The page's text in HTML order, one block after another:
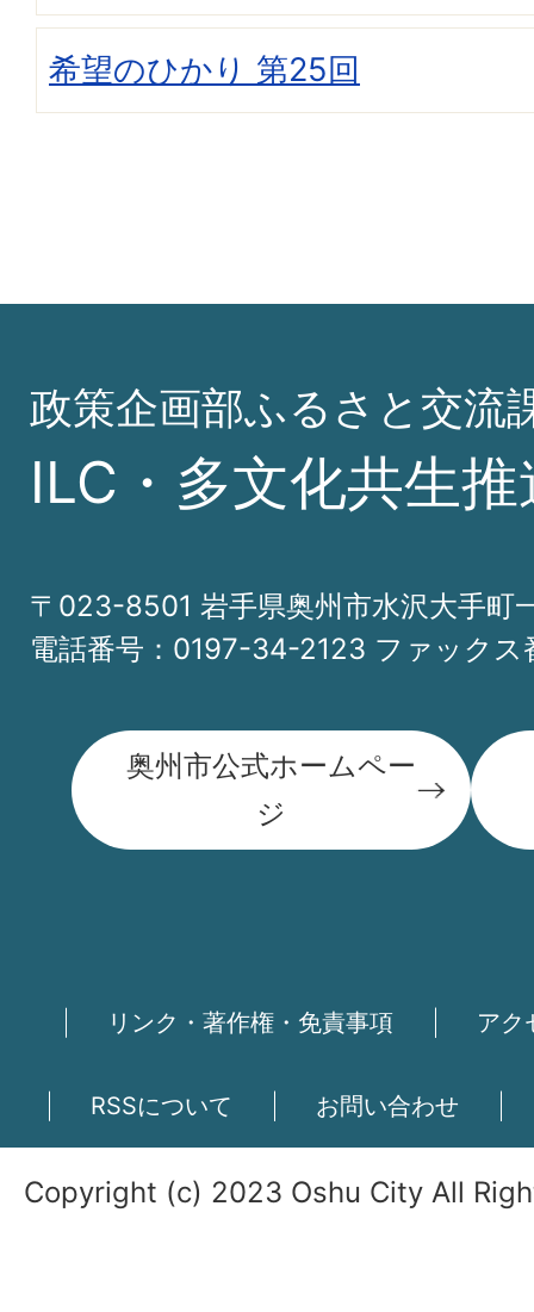
希望のひかり 第25回
政策企画部ふるさと交流
ILC・多文化共生
〒023-8501 岩手県奥州市水沢大手町
電話番号：0197-34-2123 ファック
奥州市公式ホームペー
ジ
リンク・著作権・免責事項 アク
RSSについて お問い合わせ
Copyright (c) 2023 Oshu City All